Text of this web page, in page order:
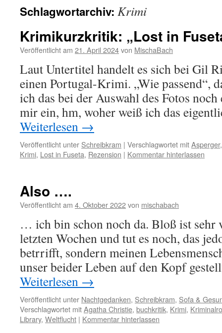
Schlagwortarchiv: Krimi
Krimikurzkritik: „Lost in
Veröffentlicht am 21. April 2024von MischaBach
Laut Untertitel handelt es sich bei Gil
einen Portugal-Krimi. „Wie passend“,
ich das bei der Auswahl des Fotos
mir ein, hm, woher weiß ich das
Weiterlesen →
Veröffentlicht unter Schreibkram | Verschlagwortet mitAsperger
Krimi, Lost in Fuseta, Rezension | Kommentar hinterlassen
Also ….
Veröffentlicht am 4. Oktober 2022von mischabach
… ich bin schon noch da. Bloß ist sehr
letzten Wochen und tut es noch, das
betrrifft, sondern meinen
unser beider Leben auf den Kopf
Weiterlesen →
Veröffentlicht unter Nachtgedanken, Schreibkram, Sofa &
Verschlagwortet mitAgatha Christie, buchkritik, Krimi,
Library, Weltflucht | Kommentar hinterlassen